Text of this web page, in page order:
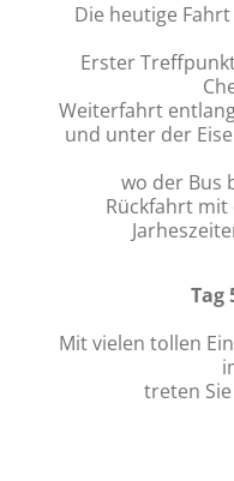
Die heutige
Erster
Weiterfahrt
und unter der
wo der Bus
Rückfahrt mit
Tag
Mit vielen tollen
treten